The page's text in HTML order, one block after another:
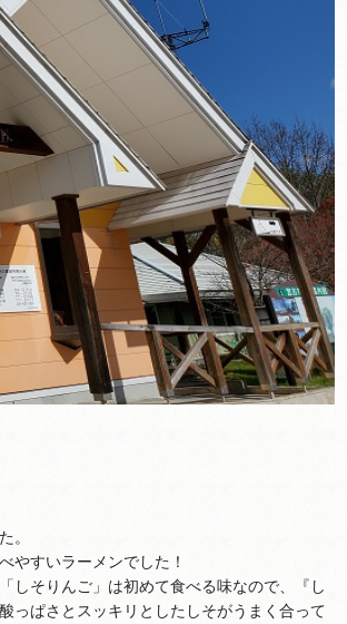
。
やすいラーメンでした！
しそりんご」は初めて食べる味なので、『し
っぱさとスッキリとしたしそがうまく合って